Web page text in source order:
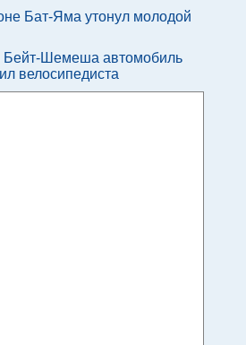
Бат-Яма утонул молодой
Бейт-Шемеша автомобиль
велосипедиста